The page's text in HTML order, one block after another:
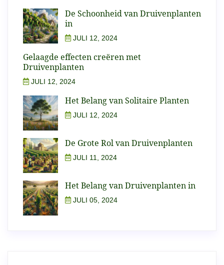
De Schoonheid van Druivenplanten
in
JULI 12, 2024
Gelaagde effecten creëren met
Druivenplanten
JULI 12, 2024
Het Belang van Solitaire Planten
JULI 12, 2024
De Grote Rol van Druivenplanten
JULI 11, 2024
Het Belang van Druivenplanten in
JULI 05, 2024